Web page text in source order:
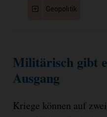
Geopolitik
Militärisch gibt
Ausgang
Kriege können auf